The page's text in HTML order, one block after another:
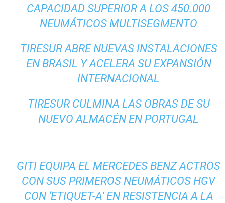
CAPACIDAD SUPERIOR A LOS 450.000
NEUMÁTICOS MULTISEGMENTO
TIRESUR ABRE NUEVAS INSTALACIONES
EN BRASIL Y ACELERA SU EXPANSIÓN
INTERNACIONAL
TIRESUR CULMINA LAS OBRAS DE SU
NUEVO ALMACÉN EN PORTUGAL
GITI EQUIPA EL MERCEDES BENZ ACTROS
CON SUS PRIMEROS NEUMÁTICOS HGV
CON ‘ETIQUET-A’ EN RESISTENCIA A LA